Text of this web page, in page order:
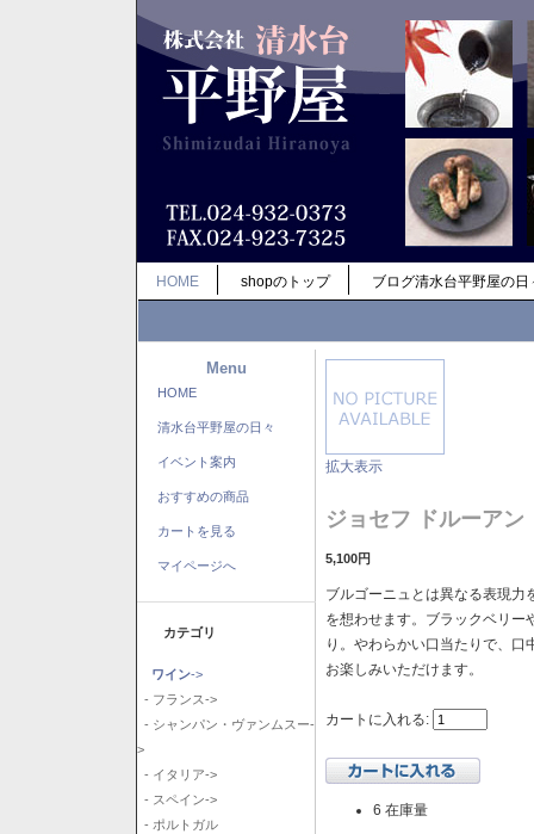
HOME shopのトップ ブログ清水台平野屋の日
Menu
HOME
清水台平野屋の日々
イベント案内
おすすめの商品
カートを見る
マイページへ
カテゴリ
ワイン->
- フランス->
- シャンパン・ヴァンムスー-
>
- イタリア->
- スペイン->
- ポルトガル
拡大表示
ジョセフ ドルーア
5,100円
ブルゴーニュとは異なる表現力
を想わせます。ブラックベリー
り。やわらかい口当たりで、
お楽しみいただけます。
カートに入れる:
6 在庫量